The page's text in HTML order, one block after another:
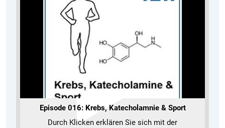
Episode 016: Krebs, Katecholamnie & Sport
Durch Klicken erklären Sie sich mit der